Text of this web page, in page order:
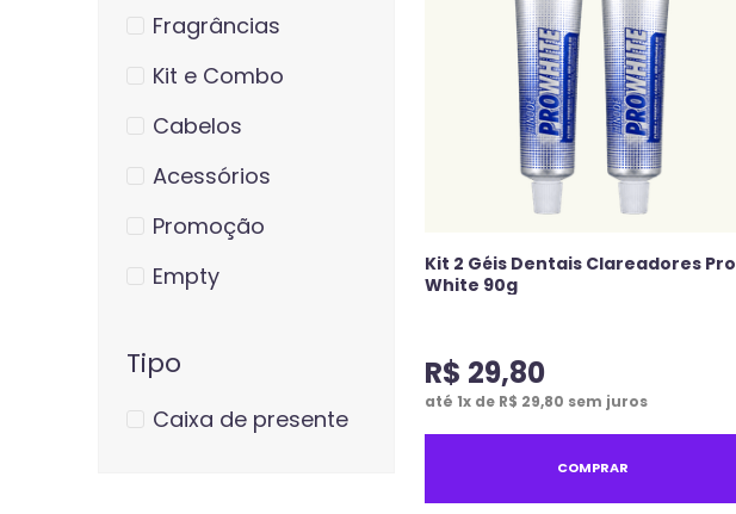
Fragrâncias
Kit e Combo
Cabelos
Acessórios
Promoção
Empty
Tipo
Caixa de presente
Kit 2 Géis Dentais Clareadores Pro
White 90g
R$ 29,80
até 1x de R$ 29,80 sem juros
COMPRAR